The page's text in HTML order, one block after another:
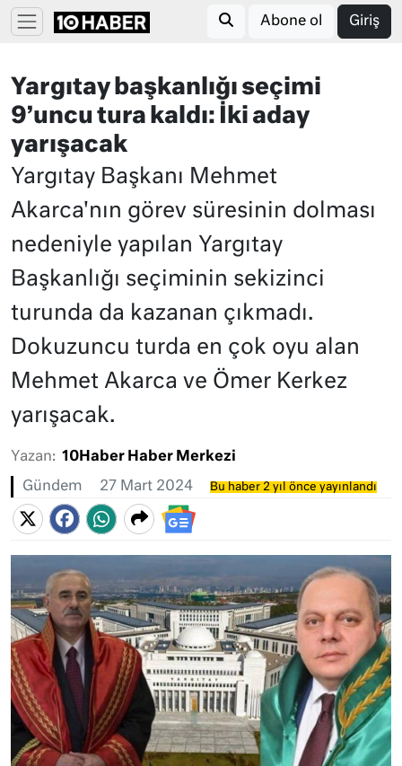
Abone ol Giriş
Yargıtay başkanlığı seçimi
9’uncu tura kaldı: İki aday
yarışacak
Yargıtay Başkanı Mehmet
Akarca'nın görev süresinin dolması
nedeniyle yapılan Yargıtay
Başkanlığı seçiminin sekizinci
turunda da kazanan çıkmadı.
Dokuzuncu turda en çok oyu alan
Mehmet Akarca ve Ömer Kerkez
yarışacak.
Yazan: 10Haber Haber Merkezi
Gündem 27 Mart 2024 Bu haber 2 yıl önce yayınlandı